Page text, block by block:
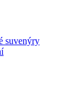
suvenýry